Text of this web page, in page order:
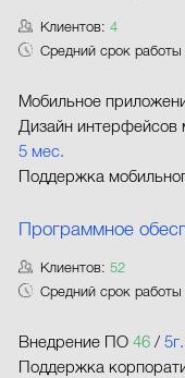
Клиентов:4
Средний срок
Мобильное
Дизайн интерфейсов
5 мес.
Поддержка
Программное
Клиентов:52
Средний срок
Внедрение ПО 46 /
Поддержка